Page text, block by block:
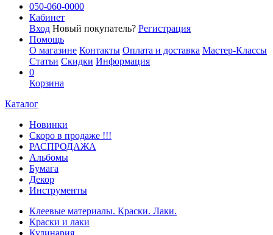
050-060-0000
Кабинет
Вход Новый покупатель? Регистрация
Помощь
О магазине Контакты Оплата и доставка Мастер-Классы
Статьи Скидки Информация
0
Корзина
Каталог
Новинки
Скоро в продаже !!!
РАСПРОДАЖА
Альбомы
Бумага
Декор
Инструменты
Клеевые материалы. Краски. Лаки.
Краски и лаки
Кулинария